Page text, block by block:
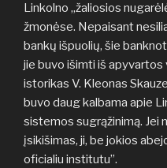
Linkolno „žaliosios
žmonėse. Nepaisant
bankų išpuolių, šie
jie buvo išimti iš apyvartos
istorikas V. Kleonas
buvo daug kalbama apie
sistemos sugrąžinimą. Jei
įsikišimas, ji, be jokios
oficialiu institutu”.